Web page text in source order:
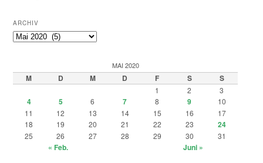
ARCHIV
Archiv
MAI 2020
M D M D F S S
1 2 3
4 5 6 7 8 9
10
11
12 13 14 15 16
17
18
19 20 21 22 23 24
25 26 27 28 29 30 31
« Feb. Juni »